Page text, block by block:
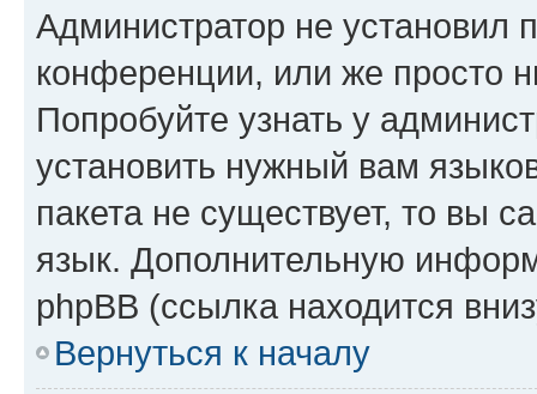
Администратор не установил
конференции, или же просто
Попробуйте узнать у
установить нужный вам
пакета не существует, то вы
язык. Дополнительную
phpBB (ссылка находится
Вернуться к началу